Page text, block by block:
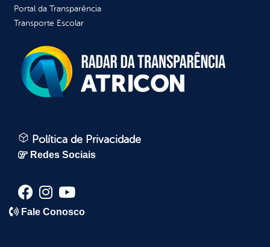
Portal da Transparência
Transporte Escolar
Política de Privacidade
Redes Sociais
Fale Conosco